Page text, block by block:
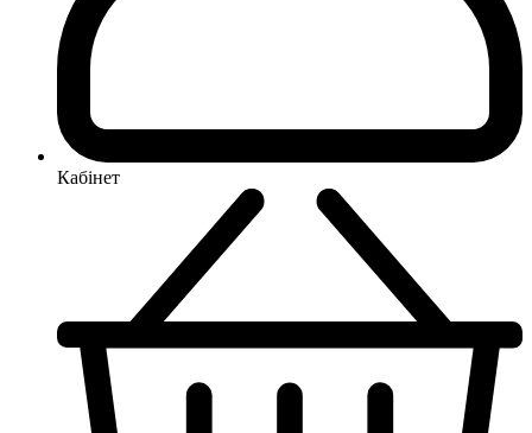
Кабінет